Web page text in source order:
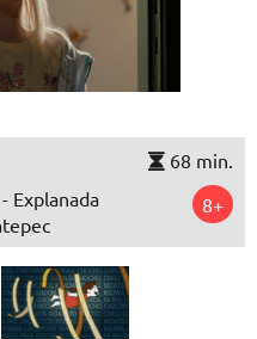
68 min.
Explanada
8+